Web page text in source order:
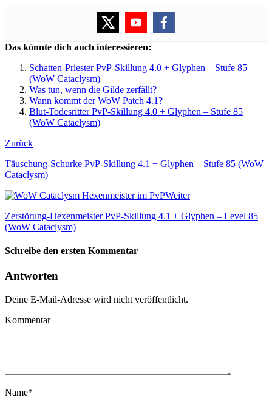
Das könnte dich auch interessieren:
Schatten-Priester PvP-Skillung 4.0 + Glyphen – Stufe 85
(WoW Cataclysm)
Was tun, wenn die Gilde zerfällt?
Wann kommt der WoW Patch 4.1?
Blut-Todesritter PvP-Skillung 4.0 + Glyphen – Stufe 85
(WoW Cataclysm)
Zurück
Täuschung-Schurke PvP-Skillung 4.1 + Glyphen – Stufe 85 (WoW
Cataclysm)
Weiter
Zerstörung-Hexenmeister PvP-Skillung 4.1 + Glyphen – Level 85
(WoW Cataclysm)
Schreibe den ersten Kommentar
Antworten
Deine E-Mail-Adresse wird nicht veröffentlicht.
Kommentar
Name*